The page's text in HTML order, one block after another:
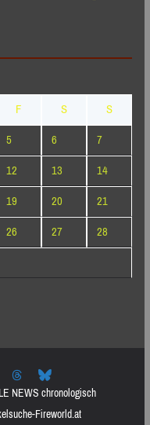
F S
S
5 6
7
12 13
14
19 20
21
26 27
28
NEWS chronologisch
Fireworld.at